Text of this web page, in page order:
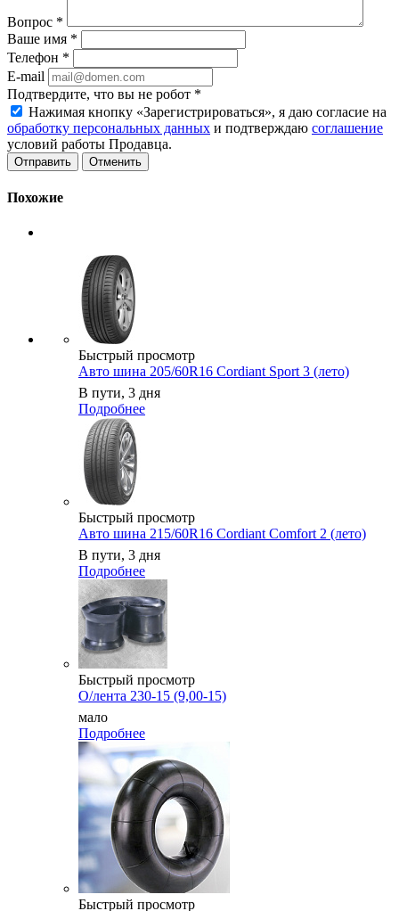
Вопрос *
Ваше имя *
Телефон *
E-mail
Подтвердите, что вы не робот *
Нажимая кнопку «Зарегистрироваться», я даю согласие на
обработку персональных данных и подтверждаю соглашение
условий работы Продавца.
Отменить
Похожие
Быстрый просмотр
Авто шина 205/60R16 Cordiant Sport 3 (лето)
В пути, 3 дня
Подробнее
Быстрый просмотр
Авто шина 215/60R16 Cordiant Comfort 2 (лето)
В пути, 3 дня
Подробнее
Быстрый просмотр
О/лента 230-15 (9,00-15)
мало
Подробнее
Быстрый просмотр